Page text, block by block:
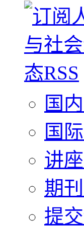
国
国
讲
期
提